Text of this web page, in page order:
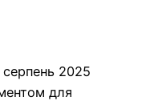
2025
для